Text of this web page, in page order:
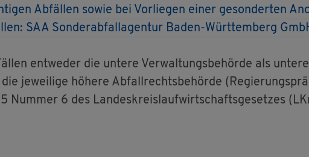
Ab­fäl­len sowie bei Vor­lie­gen einer ge­son­der­ten
SAA Son­der­ab­fal­l­agen­tur Baden-Würt­tem­berg
ent­we­der die un­te­re Ver­wal­tungs­be­hör­de als
je­wei­li­ge hö­he­re Ab­fall­rechts­be­hör­de
Num­mer 6 des Lan­des­kreis­lauf­wirt­schafts­ge­set­zes